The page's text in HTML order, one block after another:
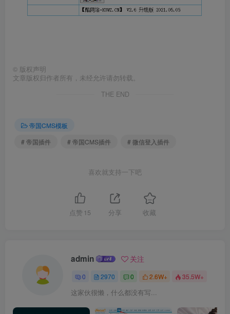
© 版权声明
文章版权归作者所有，未经允许请勿转载。
THE END
帝国CMS模板
# 帝国插件
# 帝国CMS插件 # 微信登入插件
喜欢就支持一下吧
点赞 15 分享 收藏
admin 关注
0 2970 0 2.6W+ 35.5W+
这家伙很懒，什么都没有写...